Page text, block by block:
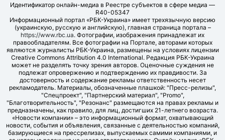
Идентификатор онлайн-медиа в Реестре субъектов в сфере медиа —
R40-05347
Информационный портал «РБК-Украина» имеет трехязычную версию
(украинскую, русскую и английскую), главная страница портала –
https://www.rbc.ua. Фотографии, изображения принадлежат их
правообладателям. Все фотографии на Портале, авторами которых
являются журналисты РБК-Украина, размещены на условиях лицензии
Creative Commons Attribution 4.0 International. Редакция РБК-Украина
может не разделять точку зрения авторов. Оценочные суждения не
подлежат опровержению и подтверждению их правдивости. За
достоверность и содержание рекламы ответственность несет
рекламодатель. Материалы, обозначенные плашкой: "Пресс-релизы",
"Спецпроект", "Партнерский материал", "Promo",
"Благотворительность", "Резонанс" размещаются на правах рекламы и
предназначены, как правило, для лиц, достигших 21-летнего возраста.
«Новости компании» – это информационный формат, охватывающий
новости, события и объявления, связанные с деятельностью компаний,
базирующиеся на прессрелизах, выпускаемых самими компаниями, и